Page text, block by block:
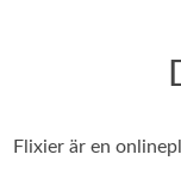
Flixier är en